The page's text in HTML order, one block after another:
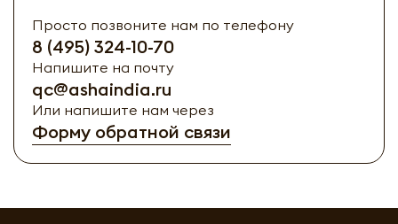
Просто позвоните нам по телефону
8 (495) 324-10-70
Напишите на почту
qc@ashaindia.ru
Или напишите нам через
Форму обратной связи